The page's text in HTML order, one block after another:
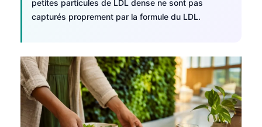
petites particules de LDL dense ne sont pas
capturés proprement par la formule du LDL.